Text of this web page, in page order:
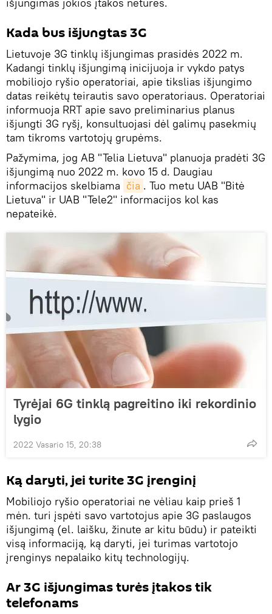
Kada bus išjungtas 3G
Lietuvoje 3G tinklų išjungimas prasidės 2022 m.
Kadangi tinklų išjungimą inicijuoja ir vykdo patys
mobiliojo ryšio operatoriai, apie tikslias išjungimo
datas reikėtų teirautis savo operatoriaus. Operatoriai
informuoja RRT apie savo preliminarius planus
išjungti 3G ryšį, konsultuojasi dėl galimų pasekmių
tam tikroms vartotojų grupėms.
Pažymima, jog AB "Telia Lietuva" planuoja pradėti 3G
išjungimą nuo 2022 m. kovo 15 d. Daugiau
informacijos skelbiama čia . Tuo metu UAB "Bitė
Lietuva" ir UAB "Tele2" informacijos kol kas
nepateikė.
Tyrėjai 6G tinklą pagreitino iki rekordinio
lygio
2022 Vasario 15, 20:38
Ką daryti, jei turite 3G įrenginį
Mobiliojo ryšio operatoriai ne vėliau kaip prieš 1
mėn. turi įspėti savo vartotojus apie 3G paslaugos
išjungimą (el. laišku, žinute ar kitu būdu) ir pateikti
visą informaciją, ką daryti, jei turimas vartotojo
įrenginys nepalaiko kitų technologijų.
Ar 3G išjungimas turės įtakos tik
telefonams